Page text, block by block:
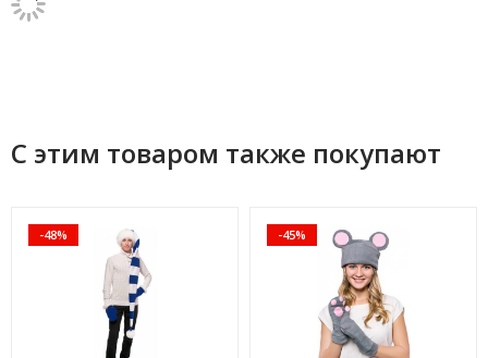
С этим товаром также покупают
-48% -45%